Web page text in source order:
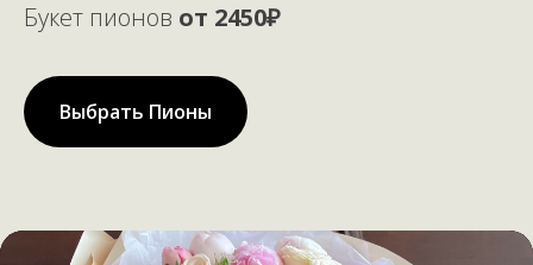
Букет пионов от 2450₽
Выбрать Пионы